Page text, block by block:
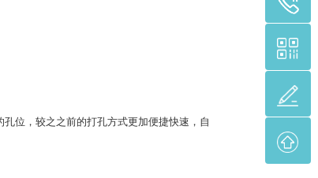
位，较之之前的打孔方式更加便捷快速，自